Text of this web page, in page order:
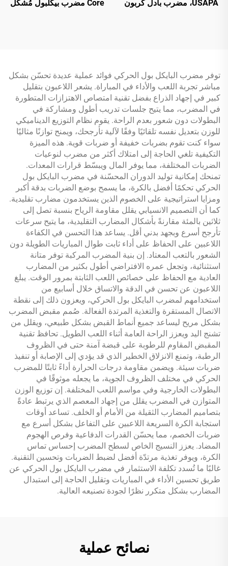
USAPA، مضرب بادل كربون
Core مضرب بيكلبول مُشكّل
توفر مضرب البايكل بول الحركي فوائد عملية عديدة تحسّن بشكل
مباشر تجربة اللعب والأداء في المباراة. يشعر اللاعبون بتقليل
كبير في إجهاد الذراع بفضل تقنية امتصاص الاهتزازات المتطورة
في المضرب، مما يتيح جلسات تدريب أطول ومشاركة في
البطولات دون شعور بعدم الراحة. يقوم نظام التوزيع الديناميكي
للوزن بتعديل نفسه تلقائيًا وفقًا لآلية تأرجحك، ويمنح توازنًا مثاليًا
سواء كنت تقوم بضربات خفيفة أو ضربات قوية. هذه الميزة
التكيفية تلغي الحاجة إلى امتلاك أكثر من مضرب لنوعيات
الضربات المختلفة، مما يوفر المال ويبسّط قرارات المعدات.
تمنحك إمكانية توليد الدوران المحسّنة في مضرب البايكل بول
الحركي تحكمًا أفضل بالكرة، ما يسمح بوضع الضربات بدقة أكبر
ومزايا استراتيجية على الخصوم الذين يستخدمون مضارب تقليدية.
كما أن التصميم الانسيابي يقلل مقاومة الرياح بنسبة تصل إلى
ثلاثين بالمئة مقارنةً بأشكال المضارب التقليدية، ما يتيح سرعات
تأرجح أسرع وبجهد بدني أقل. يساعد هذا التحسن في الكفاءة
اللاعبين على الحفاظ على أداء ثابت طوال المباريات الطويلة دون
الشعور بالتعب المعتاد. إن بنية المضرب المركبة توفر متانة
استثنائية، وتجعل عمره الافتراضي أطول بكثير من المضارب
العادية مع الحفاظ على خصائص اللعب الثابتة بمرور الوقت. يبلغ
اللاعبون عن تحسن في الدقة والاتساق خلال أسابيع من
استخدامهم لمضرب البايكل بول الحركي، ويعزون ذلك إلى نقطة
الاتصال المستقرة والتغذية المرتدة الفعالة. صُمم مقبض المضرب
بشكل مريح ليساعد جميع أنماط القبض بشكل طبيعي، ويقلل من
تشنج اليد ويعزز الراحة العامة أثناء اللعب الطويل. تحافظ تقنية
المقبض المقاوم للرطوبة على قبضة آمنة حتى في الظروف
الرطبة، وتمنع الانزلاق الخطير الذي قد يؤدي إلى الإصابة أو تنفيذ
ضربات سيئة. ويضمن مقاومة درجات الحرارة أداءً ثابتًا للمضرب
الحركي في مختلف الظروف الجوية، ما يجعله موثوقًا في
البطولات الخارجية وفي مواسم اللعب المختلفة. إن توزيع الوزن
المتوازن في المضرب يقلل من إجهاد المعصم الذي يرتبط عادةً
بتصاميم المضارب الثقيلة من الأمام أو الخلف. تساعد أوقات
استجابة الكرة السريعة اللاعبين على التفاعل بشكل أسرع مع
ضربات الخصم، مما يحسّن القدرات الدفاعية وفرص الهجوم
المضاد. يعزز النسيج الخاص لسطح المضرب إحساس تماس
الكرة، ويوفر تغذية مرتدّة أفضل لضبط الضربات وتحسين التقنية.
غالبًا ما تُسدد تكلفة الاستثمار في مضرب البايكل بول الحركي عن
طريق تحسين الأداء في المباريات وتقليل الحاجة إلى استبدال
المضارب بشكل متكرر نظرًا لجودة تصنيعه العالية.
نصائح عملية